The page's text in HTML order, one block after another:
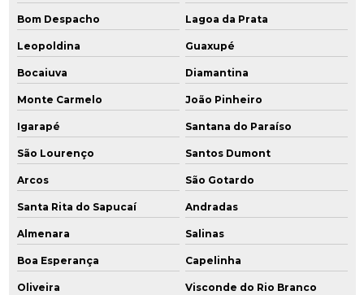
Remediação ambiental
Remediação ambiental rj
Remediação ambiental sp
Remediação de áreas contaminadas
Remediação de áreas contaminadas por hidrocarbonetos
Remediação engenharia ambiental
Remediação ex situ
Remediação in situ
Bom Despacho Lagoa da Prata
Leopoldina Guaxupé
Bocaiuva Diamantina
Monte Carmelo João Pinheiro
Igarapé Santana do Paraíso
São Lourenço Santos Dumont
Arcos São Gotardo
Santa Rita do Sapucaí Andradas
Almenara Salinas
Boa Esperança Capelinha
Oliveira Visconde do Rio Branco